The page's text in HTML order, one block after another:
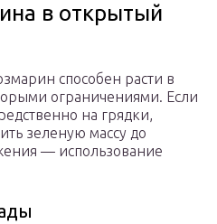
в открытый
способен расти в
ограничениями. Если
на грядки,
зеленую массу до
— использование